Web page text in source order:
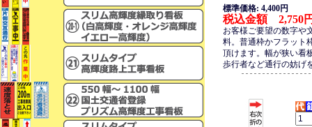
標準価格: 4,400円
税込金額 2,750
お客様ご要望の数字や
料。普通枠かフラット
頂けます。幅が狭い看
歩行者など通行の妨げ